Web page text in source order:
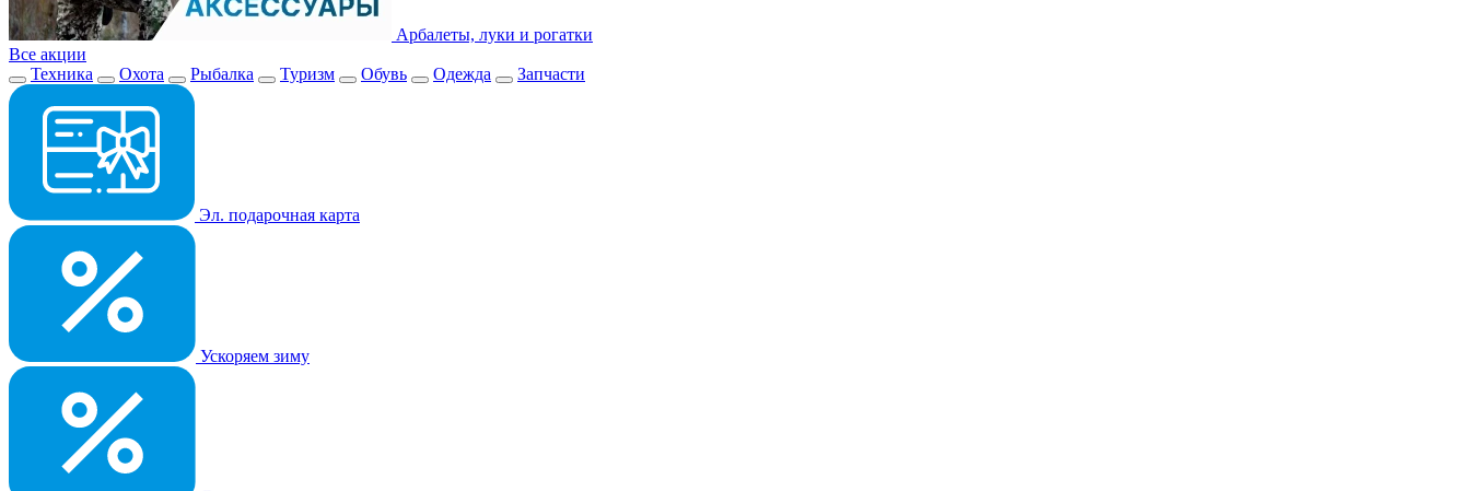
Арбалеты, луки и рогатки
Все акции
Техника
Охота Рыбалка Туризм Обувь Одежда Запчасти
Эл. подарочная карта
Ускоряем зиму